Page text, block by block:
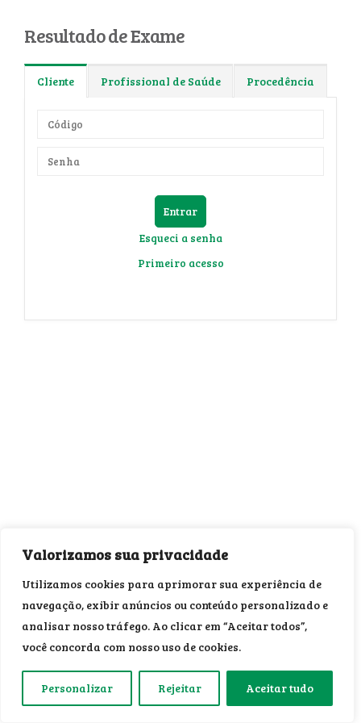
Valorizamos sua privacidade
Utilizamos cookies para aprimorar sua experiência de
navegação, exibir anúncios ou conteúdo personalizado e
analisar nosso tráfego. Ao clicar em “Aceitar todos”,
você concorda com nosso uso de cookies.
Personalizar Rejeitar Aceitar tudo
Resultado de Exame
Cliente Profissional de Saúde Procedência
Entrar
Esqueci a senha
Primeiro acesso